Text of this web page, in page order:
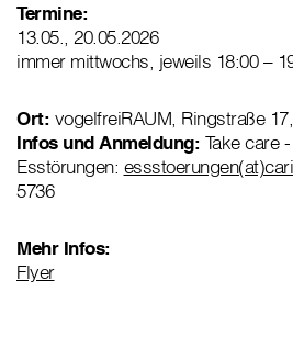
Termine:
13.05., 20.05.2026
immer mittwochs, jeweils 18:00 –
Ort: vogelfreiRAUM, Ringstraße
Infos und Anmeldung: Take care
Esstörungen:
5736
Mehr Infos:
Flyer